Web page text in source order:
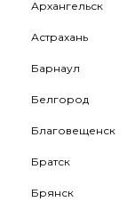
Архангельск
Астрахань
Барнаул
Белгород
Благовещенск
Братск
Брянск